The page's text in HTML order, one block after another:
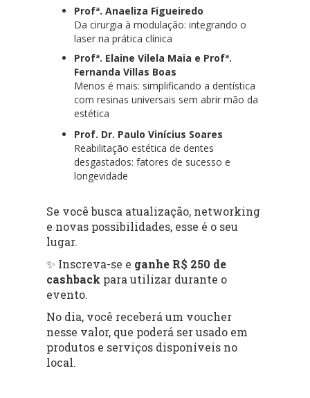
Profª. Anaeliza Figueiredo
Da cirurgia à modulação: integrando o
laser na prática clínica
Profª. Elaine Vilela Maia e Profª.
Fernanda Villas Boas
Menos é mais: simplificando a dentística
com resinas universais sem abrir mão da
estética
Prof. Dr. Paulo Vinícius Soares
Reabilitação estética de dentes
desgastados: fatores de sucesso e
longevidade
Se você busca atualização, networking
e novas possibilidades, esse é o seu
lugar.
✨ Inscreva-se e ganhe R$ 250 de
cashback para utilizar durante o
evento.
No dia, você receberá um voucher
nesse valor, que poderá ser usado em
produtos e serviços disponíveis no
local.